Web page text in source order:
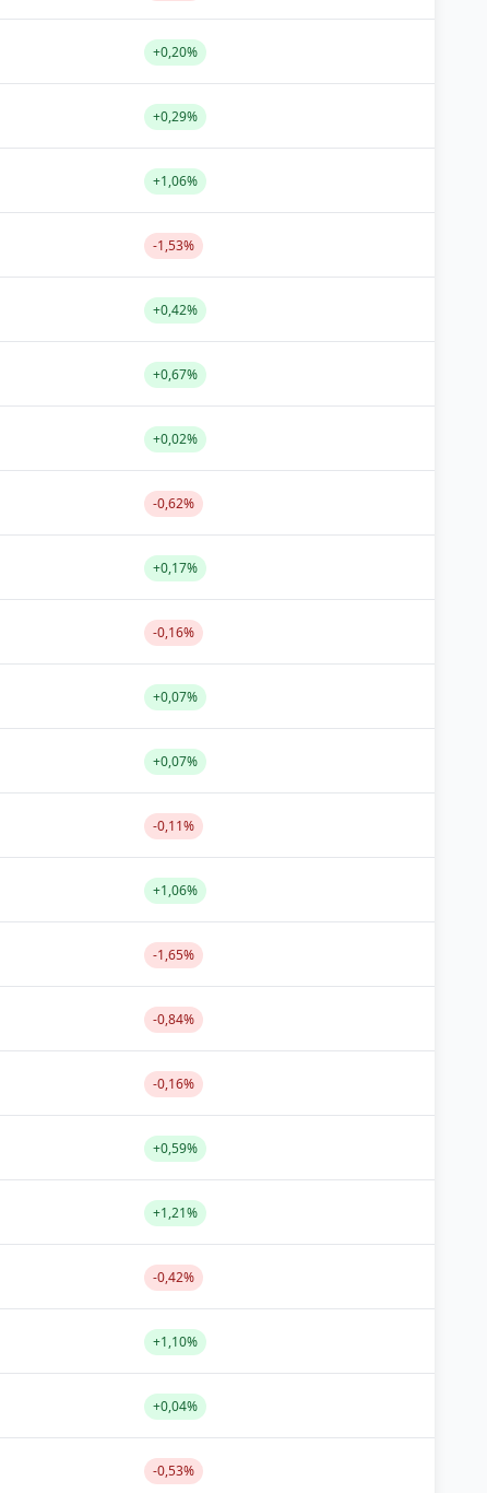
+0,20%
+0,29%
+1,06%
-1,53%
+0,42%
+0,67%
+0,02%
-0,62%
+0,17%
-0,16%
+0,07%
+0,07%
-0,11%
+1,06%
-1,65%
-0,84%
-0,16%
+0,59%
+1,21%
-0,42%
+1,10%
+0,04%
-0,53%